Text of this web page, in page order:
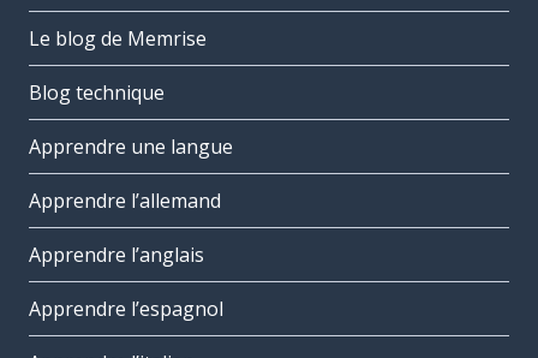
Le blog de Memrise
Blog technique
Apprendre une langue
Apprendre l’allemand
Apprendre l’anglais
Apprendre l’espagnol